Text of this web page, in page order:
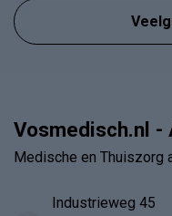
Vosmedisch.nl -
Medische en Thuiszorg
Industrieweg 45